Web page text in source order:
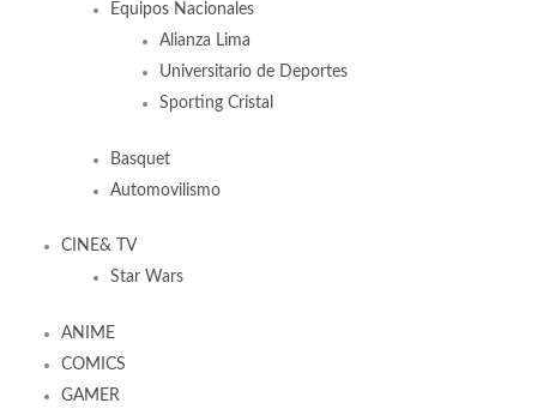
Equipos Nacionales
Alianza Lima
Universitario de Deportes
Sporting Cristal
Basquet
Automovilismo
CINE& TV
Star Wars
ANIME
COMICS
GAMER